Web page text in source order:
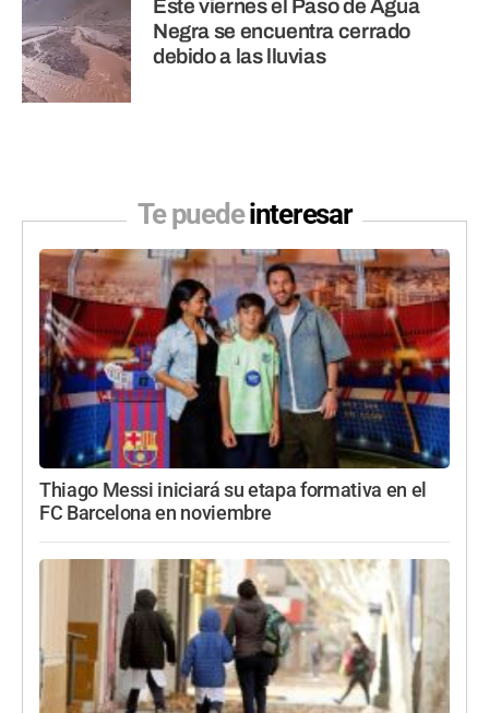
Este viernes el Paso de Agua
Negra se encuentra cerrado
debido a las lluvias
Te puedeinteresar
Thiago Messi iniciará su etapa formativa en el
FC Barcelona en noviembre